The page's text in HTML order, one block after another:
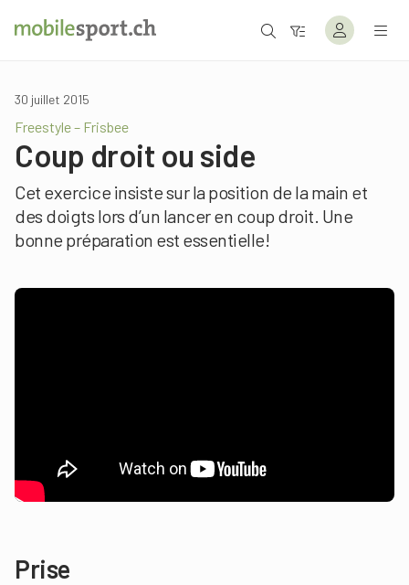
30 juillet 2015
Freestyle – Frisbee
Coup droit ou side
Cet exercice insiste sur la position de la main et
des doigts lors d’un lancer en coup droit. Une
bonne préparation est essentielle!
Prise